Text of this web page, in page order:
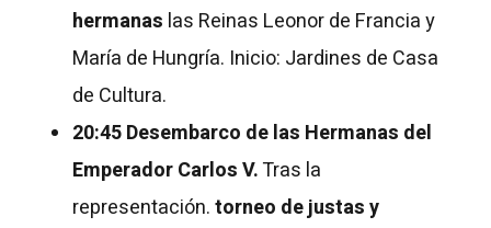
hermanas las Reinas Leonor de Francia y
María de Hungría. Inicio: Jardines de Casa
de Cultura.
20:45Desembarco de las Hermanas del
Emperador Carlos V.Tras la
representación.torneo de justas y